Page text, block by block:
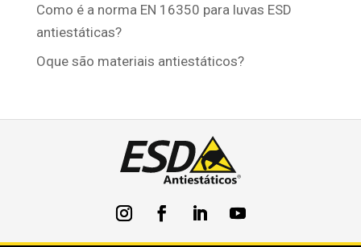
Como é a norma EN 16350 para luvas ESD
antiestáticas?
Oque são materiais antiestáticos?